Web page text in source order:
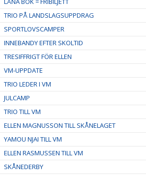
TRIO PÅ LANDSLAGSUPPDRAG
SPORTLOVSCAMPER
INNEBANDY EFTER SKOLTID
TRESIFFRIGT FÖR ELLEN
VM-UPPDATE
TRIO LEDER I VM
JULCAMP
TRIO TILL VM
ELLEN MAGNUSSON TILL SKÅNELAGET
YAMOU NJAI TILL VM
ELLEN RASMUSSEN TILL VM
SKÅNEDERBY